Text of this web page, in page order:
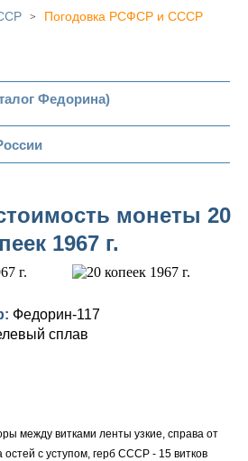
> Погодовка РСФСР и СССР
Федорина)
1894)
монеты 20
1967 г.
Федорин-117
сплав
между витками ленты узкие, справа от
остей с уступом, герб СССР - 15 витков